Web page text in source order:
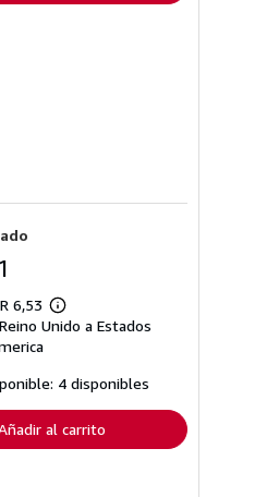
6,53
Más
información
tarifas
de
envío
Unido a Estados
4 disponibles
al carrito